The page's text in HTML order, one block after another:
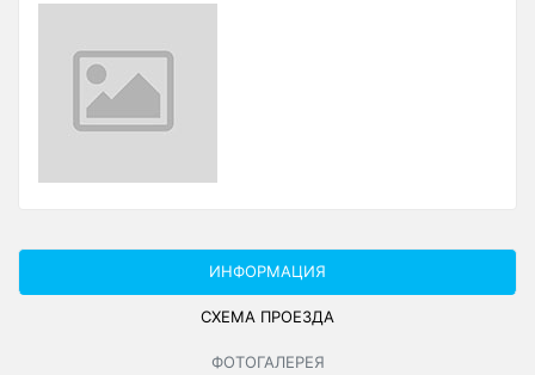
ИНФОРМАЦИЯ
СХЕМА ПРОЕЗДА
ФОТОГАЛЕРЕЯ